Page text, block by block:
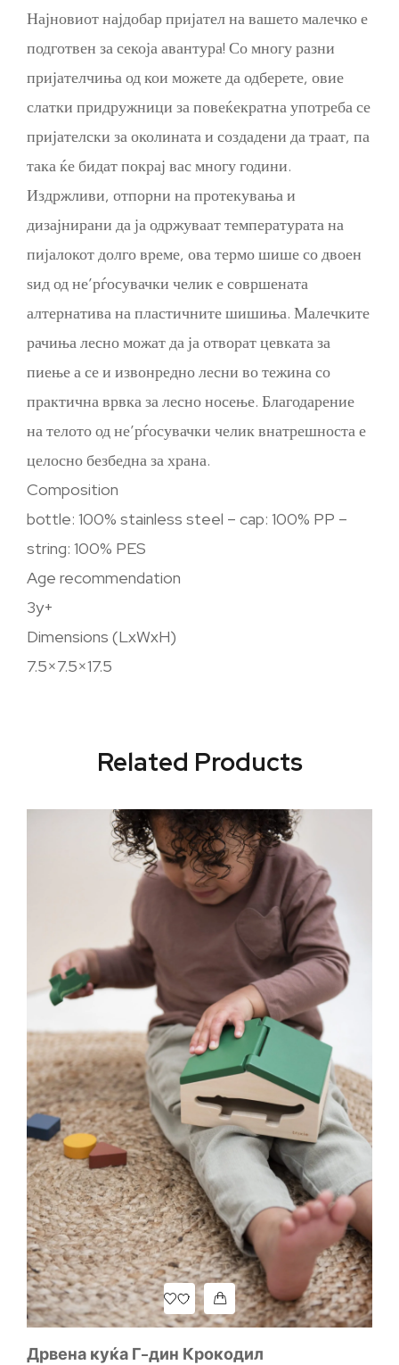
Најновиот најдобар пријател на вашето малечко е
подготвен за секоја авантура! Со многу разни
пријателчиња од кои можете да одберете, овие
слатки придружници за повеќекратна употреба се
пријателски за околината и создадени да траат, па
така ќе бидат покрај вас многу години.
Издржливи, отпорни на протекувања и
дизајнирани да ја одржуваат температурата на
пијалокот долго време, ова термо шише со двоен
ѕид од не’рѓосувачки челик е совршената
алтернатива на пластичните шишиња. Малечките
рачиња лесно можат да ја отворат цевката за
пиење а се и извонредно лесни во тежина со
практична врвка за лесно носење. Благодарение
на телото од не’рѓосувачки челик внатрешноста е
целосно безбедна за храна.
Composition
bottle: 100% stainless steel – cap: 100% PP –
string: 100% PES
Age recommendation
3y+
Dimensions (LxWxH)
7.5×7.5×17.5
Related Products
Дрвена куќа Г-дин Крокодил